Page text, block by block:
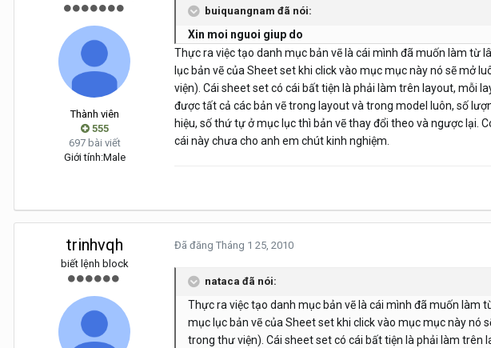
Thành viên
555
697 bài viết
Giới tính:Male
buiquangnam đã nói:
Xin moi nguoi giup do
Thực ra việc tạo danh mục bản vẽ là cái mình đã muốn làm từ
lục bản vẽ của Sheet set khi click vào mục mục này nó sẽ mở
viện). Cái sheet set có cái bất tiện là phải làm trên layout, mỗi
được tất cả các bản vẽ trong layout và trong model luôn, số
hiệu, số thứ tự ở mục lục thì bản vẽ thay đổi theo và ngược lại.
cái này chưa cho anh em chút kinh nghiệm.
trinhvqh
biết lệnh block
Đã đăng Tháng 1 25, 2010
nataca đã nói:
Thực ra việc tạo danh mục bản vẽ là cái mình đã muốn làm
mục lục bản vẽ của Sheet set khi click vào mục mục này nó
trong thư viện). Cái sheet set có cái bất tiện là phải làm trên